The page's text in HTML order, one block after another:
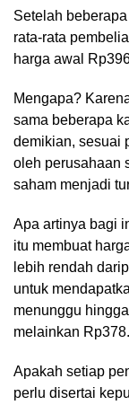
Setelah
rata-rata
harga awal
Mengapa?
sama beberapa
demikian, sesuai
oleh perusahaan
saham menjadi
Apa artinya bagi
itu membuat
lebih rendah
untuk
menunggu
melainkan Rp378.
Apakah setiap
perlu disertai